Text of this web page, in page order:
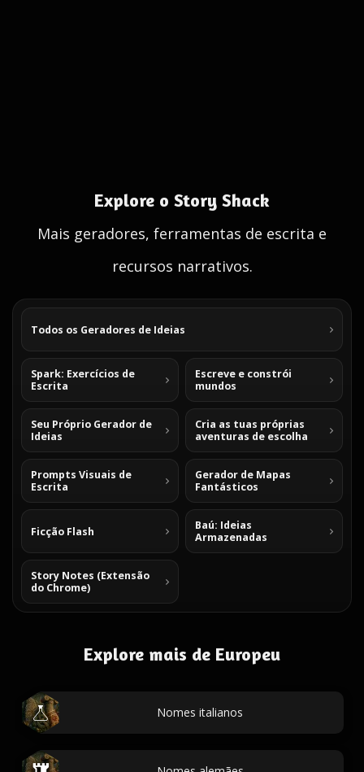
Explore o Story Shack
Mais geradores, ferramentas de escrita e
recursos narrativos.
Todos os Geradores de Ideias
Spark: Exercícios de
Escrita
Escreve e constrói
mundos
Seu Próprio Gerador de
Ideias
Cria as tuas próprias
aventuras de escolha
Prompts Visuais de
Escrita
Gerador de Mapas
Fantásticos
Ficção Flash
Baú: Ideias
Armazenadas
Story Notes (Extensão
do Chrome)
Explore mais de Europeu
Nomes italianos